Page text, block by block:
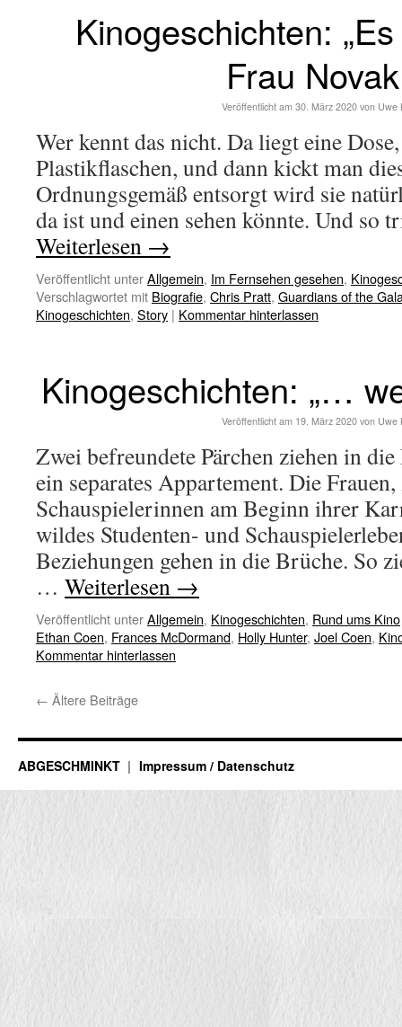
Kinogeschichten:
Frau
Veröffentlicht am 30. März 2020 von Uwe
Wer kennt das nicht. Da liegt eine
Plastikflaschen, und dann kickt man
Ordnungsgemäß entsorgt wird sie
da ist und einen sehen könnte. Und
Weiterlesen →
Veröffentlicht unterAllgemein, Im Fernsehen gesehen,
Verschlagwortet mit Biografie, Chris Pratt, Guardians of the
Kinogeschichten, Story | Kommentar hinterlassen
Kinogeschichten: „…
Veröffentlicht am 19. März 2020 von Uwe
Zwei befreundete Pärchen ziehen in
ein separates Appartement. Die
Schauspielerinnen am Beginn ihrer
wildes Studenten- und
Beziehungen gehen in die Brüche. So
… Weiterlesen →
Veröffentlicht unterAllgemein, Kinogeschichten, Rund ums Kino
Ethan Coen, Frances McDormand, Holly Hunter, Joel Coen,
Kommentar hinterlassen
← Ältere Beiträge
ABGESCHMINKT Impressum / Datenschutz